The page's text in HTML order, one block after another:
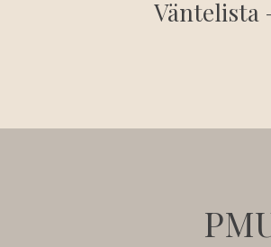
Väntelista